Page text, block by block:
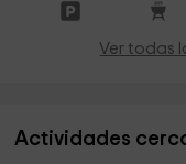
Ver todas
Actividades